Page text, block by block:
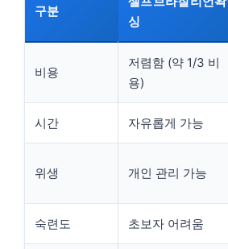
구분
싱
비용
저렴함 (약 1/3 비
용)
시간 자유롭게 가능
위생 개인 관리 가능
숙련도 초보자 어려움